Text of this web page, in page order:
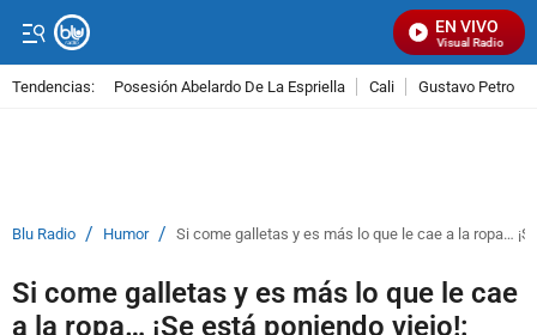
EN VIVO
Señal Visual Radio
Tendencias: Posesión Abelardo De La Espriella Cali Gustavo Petro
Blu Radio / Humor / Si come galletas y es más lo que le cae a la ropa…
Si come galletas y es más lo que le cae
a la ropa… ¡Se está poniendo viejo!: